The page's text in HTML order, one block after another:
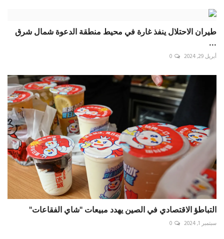
طيران الاحتلال ينفذ غارة في محيط منطقة الدعوة شمال شرق
...
أبريل 29, 2024 0
التباطؤ الاقتصادي في الصين يهدد مبيعات "شاي الفقاعات"
سبتمبر 1, 2024 0